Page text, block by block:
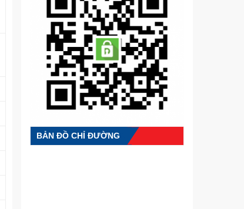
BẢN ĐỒ CHỈ ĐƯỜNG